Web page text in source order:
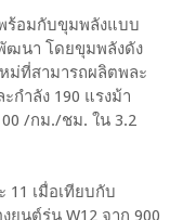
ร้อมกับขุมพลังแบบ
ฒนา โดยขุมพลังดัง
ม่ที่สามารถผลิตพละ
กำลัง 190 แรงม้า
/กม./ชม. ใน 3.2
เมื่อเทียบกับ
ยนต์รุ่น W12 จาก 900